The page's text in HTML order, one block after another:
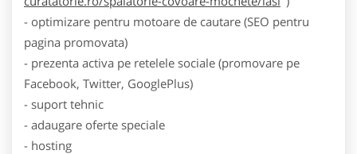
- optimizare pentru motoare de cautare (SEO pentru
pagina promovata)
- prezenta activa pe retelele sociale (promovare pe
Facebook, Twitter, GooglePlus)
- suport tehnic
- adaugare oferte speciale
- hosting